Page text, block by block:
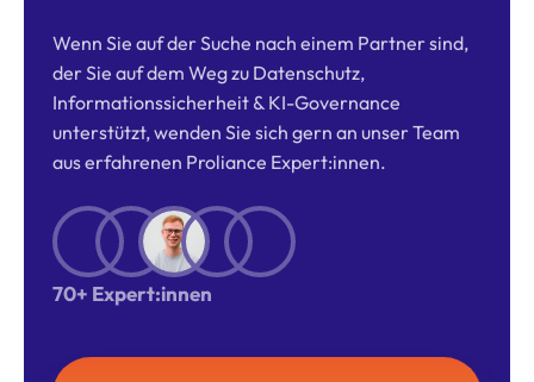
Wenn Sie auf der Suche nach einem Partner sind,
der Sie auf dem Weg zu Datenschutz,
Informationssicherheit & KI-Governance
unterstützt, wenden Sie sich gern an unser Team
aus erfahrenen Proliance Expert:innen.
70+ Expert:innen